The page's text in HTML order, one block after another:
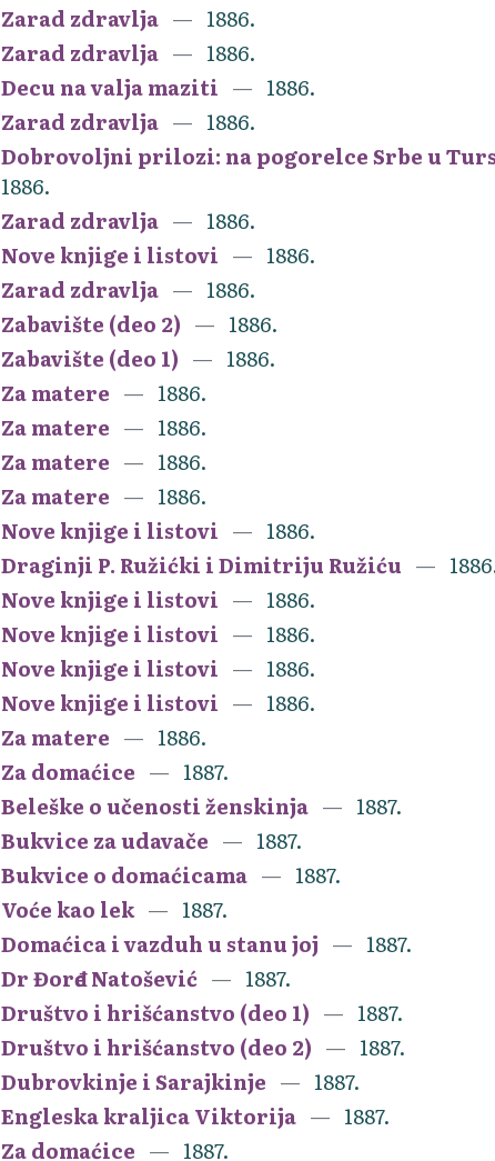
Zarad zdravlja
1886.
Zarad zdravlja
1886.
Decu na valja maziti
1886.
Zarad zdravlja
1886.
Dobrovoljni prilozi: na pogorelce Srbe u
1886.
Zarad zdravlja
1886.
Nove knjige i listovi
1886.
Zarad zdravlja
1886.
Zabavište (deo 2)
1886.
Zabavište (deo 1)
1886.
Za matere
1886.
Za matere
1886.
Za matere
1886.
Za matere
1886.
Nove knjige i listovi
1886.
Draginji P. Ružićki i Dimitriju Ružiću
Nove knjige i listovi
1886.
Nove knjige i listovi
1886.
Nove knjige i listovi
1886.
Nove knjige i listovi
1886.
Za matere
1886.
Za domaćice
1887.
Beleške o učenosti ženskinja
1887.
Bukvice za udavače
1887.
Bukvice o domaćicama
1887.
Voće kao lek
1887.
Domaćica i vazduh u stanu joj
1887.
Dr Đorđe Natošević
1887.
Društvo i hrišćanstvo (deo 1)
1887.
Društvo i hrišćanstvo (deo 2)
1887.
Dubrovkinje i Sarajkinje
1887.
Engleska kraljica Viktorija
1887.
Za domaćice
1887.